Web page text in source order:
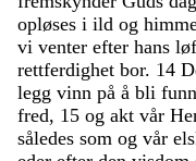
opløses i ild og
vi venter efter hans
rettferdighet bor. 14
legg vinn på å bli
fred, 15 og akt vår
således som og vår